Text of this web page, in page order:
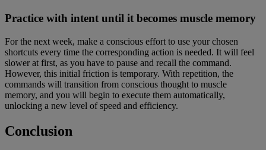
Practice with intent until it becomes muscle memory
For the next week, make a conscious effort to use your chosen
shortcuts every time the corresponding action is needed. It will feel
slower at first, as you have to pause and recall the command.
However, this initial friction is temporary. With repetition, the
commands will transition from conscious thought to muscle
memory, and you will begin to execute them automatically,
unlocking a new level of speed and efficiency.
Conclusion